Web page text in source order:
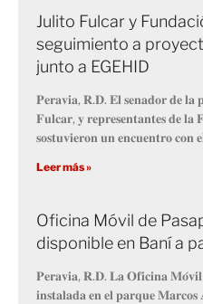
Julito Fulcar y
seguimiento a
junto a EGEHID
𝐏𝐞𝐫𝐚𝐯𝐢𝐚, 𝐑.𝐃. 𝐄𝐥 𝐬𝐞𝐧𝐚𝐝𝐨𝐫 𝐝𝐞 𝐥𝐚
𝐅𝐮𝐥𝐜𝐚𝐫, 𝐲 𝐫𝐞𝐩𝐫𝐞𝐬𝐞𝐧𝐭𝐚𝐧𝐭𝐞𝐬 𝐝𝐞
𝐬𝐨𝐬𝐭𝐮𝐯𝐢𝐞𝐫𝐨𝐧 𝐮𝐧 𝐞𝐧𝐜𝐮𝐞𝐧𝐭𝐫𝐨 𝐜𝐨𝐧
Leer más »
Oficina Móvil de
disponible en Baní a
𝐏𝐞𝐫𝐚𝐯𝐢𝐚, 𝐑.𝐃. 𝐋𝐚 𝐎𝐟𝐢𝐜𝐢𝐧𝐚 𝐌𝐨́𝐯𝐢𝐥
𝐢𝐧𝐬𝐭𝐚𝐥𝐚𝐝𝐚 𝐞𝐧 𝐞𝐥 𝐩𝐚𝐫𝐪𝐮𝐞